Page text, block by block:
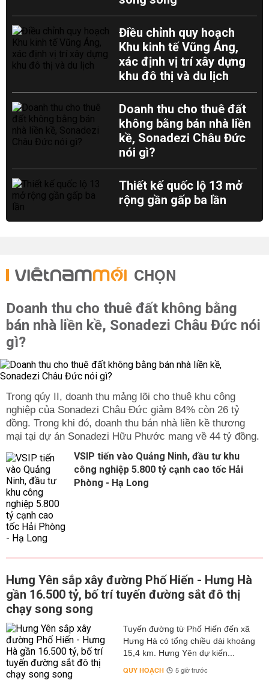
Điều chỉnh quy hoạch
Khu kinh tế Vũng Áng,
xác định vị trí xây dựng
khu đô thị và du lịch
Doanh thu cho thuê đất
không bằng bán nhà liền
kề, Sonadezi Châu Đức
nói gì?
Thiết kế quốc lộ 13 mở
rộng gần gấp ba lần
CHỌN
Doanh thu cho thuê đất không bằng
bán nhà liền kề, Sonadezi Châu Đức nói
gì?
Trong qúy II, doanh thu mảng lõi cho thuê khu công
nghiệp của Sonadezi Châu Đức giảm 84% còn 26 tỷ
đồng. Trong khi đó, doanh thu bán nhà liền kề thương
mại tại dự án Sonadezi Hữu Phước mang về 44 tỷ đồng.
VSIP tiến vào Quảng Ninh, đầu tư khu
công nghiệp 5.800 tỷ cạnh cao tốc Hải
Phòng - Hạ Long
Hưng Yên sắp xây đường Phố Hiến - Hưng Hà
gần 16.500 tỷ, bố trí tuyến đường sắt đô thị
chạy song song
Tuyến đường từ Phố Hiến đến xã
Hưng Hà có tổng chiều dài khoảng
15,4 km. Hưng Yên dự kiến...
QUY HOẠCH 5 giờ trước